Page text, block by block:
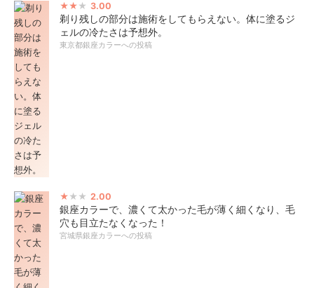
3.00
剃り残しの部分は施術をしてもらえない。体に塗るジ
ェルの冷たさは予想外。
東京都銀座カラーへの投稿
2.00
銀座カラーで、濃くて太かった毛が薄く細くなり、毛
穴も目立たなくなった！
宮城県銀座カラーへの投稿